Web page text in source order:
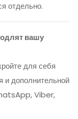
отдельно.
вашу
для себя
и дополнительной
Viber,